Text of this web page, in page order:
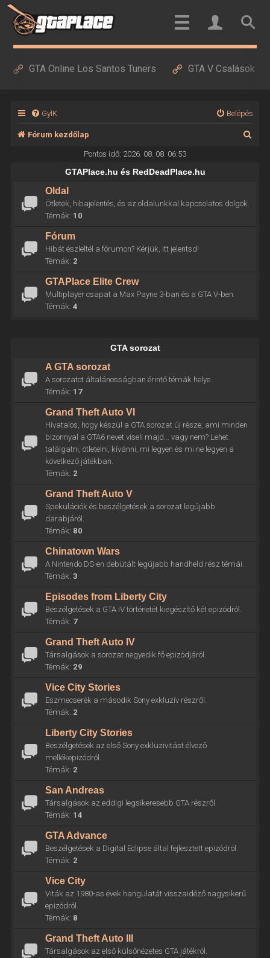
GTA Online Los Santos Tuners GTA V Csalások
GyIK Belépés
Fórum kezdőlap
Pontos idő: 2026. 08. 08. 06:53
GTAPlace.hu és RedDeadPlace.hu
Oldal
Ötletek, hibajelentés, és az oldalunkkal kapcsolatos dolgok.
Témák: 10
Fórum
Hibát észleltél a fórumon? Kérjük, itt jelentsd!
Témák: 2
GTAPlace Elite Crew
Multiplayer csapat a Max Payne 3-ban és a GTA V-ben.
Témák: 4
GTA sorozat
A GTA sorozat
A sorozatot általánosságban érintő témák helye.
Témák: 17
Grand Theft Auto VI
Hivatalos, hogy készül a GTA sorozat új része, ami minden
bizonnyal a GTA6 nevet viseli majd... vagy nem? Lehet
találgatni, ötletelni, kívánni, mi legyen és mi ne legyen a
következő játékban.
Témák: 2
Grand Theft Auto V
Spekulációk és beszélgetések a sorozat legújabb
darabjáról.
Témák: 80
Chinatown Wars
A Nintendo DS-en debütált legújabb handheld rész témái.
Témák: 3
Episodes from Liberty City
Beszélgetések a GTA IV történetét kiegészítő két epizódról.
Témák: 7
Grand Theft Auto IV
Társalgások a sorozat negyedik fő epizódjáról.
Témák: 29
Vice City Stories
Eszmecserék a második Sony exkluzív részről.
Témák: 2
Liberty City Stories
Beszélgetések az első Sony exkluzivitást élvező
mellékepizódról.
Témák: 2
San Andreas
Társalgások az eddigi legsikeresebb GTA részről.
Témák: 14
GTA Advance
Beszélgetések a Digital Eclipse által fejlesztett epizódról.
Témák: 2
Vice City
Viták az 1980-as évek hangulatát visszaidéző nagysikerű
epizódról.
Témák: 8
Grand Theft Auto III
Társalgások az első külsőnézetes GTA játékról.